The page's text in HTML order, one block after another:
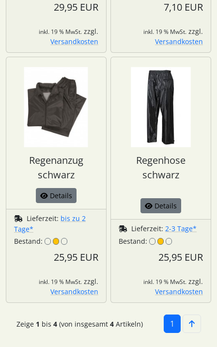
29,95 EUR
inkl. 19 % MwSt. zzgl.
Versandkosten
7,10 EUR
inkl. 19 % MwSt. zzgl.
Versandkosten
Regenanzug
schwarz
Details
Lieferzeit: bis zu 2
Tage*
Bestand:
25,95 EUR
inkl. 19 % MwSt. zzgl.
Versandkosten
Regenhose
schwarz
Details
Lieferzeit: 2-3 Tage*
Bestand:
25,95 EUR
inkl. 19 % MwSt. zzgl.
Versandkosten
Zeige 1 bis 4(von insgesamt 4Artikeln) 1